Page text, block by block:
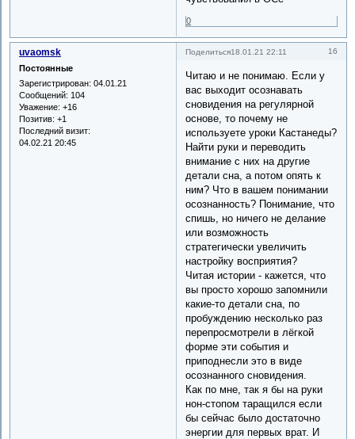
0
Поделиться 16
18.01.21 22:11
uvaomsk
Постоянные
Зарегистрирован: 04.01.21
Сообщений: 104
Уважение: +16
Позитив: +1
Последний визит:
04.02.21 20:45
Читаю и не понимаю. Если у
вас выходит осознавать
сновидения на регулярной
основе, то почему не
используете уроки Кастанеды?
Найти руки и переводить
внимание с них на другие
детали сна, а потом опять к
ним? Что в вашем понимании
осознанность? Понимание, что
спишь, но ничего не делание
или возможность
стратегически увеличить
настройку восприятия?
Читая истории - кажется, что
вы просто хорошо запомнили
какие-то детали сна, по
пробуждению несколько раз
перепросмотрели в лёгкой
форме эти события и
приподнесли это в виде
осознанного сновидения.
Как по мне, так я бы на руки
нон-стопом таращился если
бы сейчас было достаточно
энергии для первых врат. И